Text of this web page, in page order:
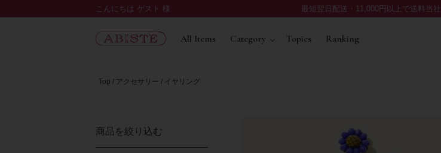
こんにちは ゲスト 様 最短翌日配送・11,000円以上で送料当
All Items Category Topics Ranking
Top アクセサリー イヤリング
商品を絞り込む